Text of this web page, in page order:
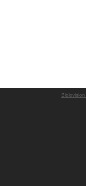
Biolovision